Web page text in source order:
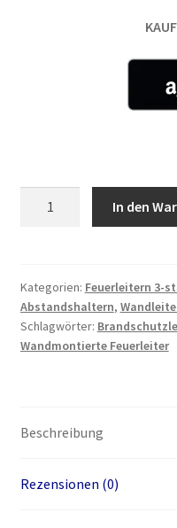
Stockwerke
7.5
m
Menge
In den
Kategorien: Feuerleitern 3-
Abstandshaltern,
Schlagwörter:
Wandmontierte Feuerleiter
Beschreibung
Rezensionen (0)